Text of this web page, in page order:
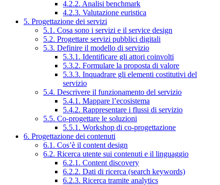
4.2.2. Analisi benchmark
4.2.3. Valutazione euristica
5. Progettazione dei servizi
5.1. Cosa sono i servizi e il service design
5.2. Progettare servizi pubblici digitali
5.3. Definire il modello di servizio
5.3.1. Identificare gli attori coinvolti
5.3.2. Formulare la proposta di valore
5.3.3. Inquadrare gli elementi costitutivi del
servizio
5.4. Descrivere il funzionamento del servizio
5.4.1. Mappare l’ecosistema
5.4.2. Rappresentare i flussi di servizio
5.5. Co-progettare le soluzioni
5.5.1. Workshop di co-progettazione
6. Progettazione dei contenuti
6.1. Cos’è il content design
6.2. Ricerca utente sui contenuti e il linguaggio
6.2.1. Content discovery
6.2.2. Dati di ricerca (search keywords)
6.2.3. Ricerca tramite analytics